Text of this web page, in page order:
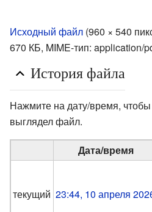
Исходный файл (960 × 540
670 КБ, MIME-тип: application/
История файла
Нажмите на дату/время, чтобы
выглядел файл.
Дата/время
текущий 23:44, 10 апреля